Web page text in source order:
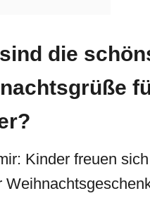
die
Kinder freuen